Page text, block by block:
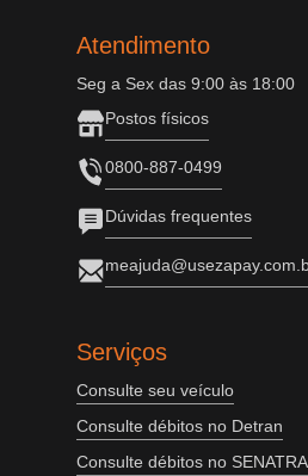
Atendimento
Seg a Sex das 9:00 às 18:00
Postos físicos
0800-887-0499
Dúvidas frequentes
Serviços
Consulte seu veículo
Consulte débitos no Detran
Consulte débitos no